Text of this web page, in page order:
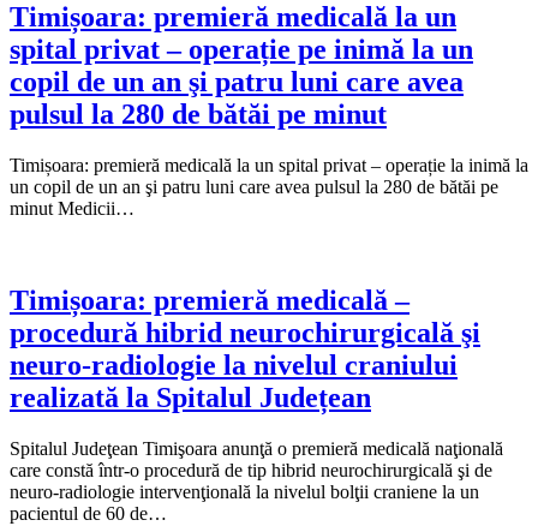
Timișoara: premieră medicală la un
spital privat – operație pe inimă la un
copil de un an şi patru luni care avea
pulsul la 280 de bătăi pe minut
Timișoara: premieră medicală la un spital privat – operație la inimă la
un copil de un an şi patru luni care avea pulsul la 280 de bătăi pe
minut Medicii…
Timișoara: premieră medicală –
procedură hibrid neurochirurgicală şi
neuro-radiologie la nivelul craniului
realizată la Spitalul Județean
Spitalul Judeţean Timişoara anunţă o premieră medicală naţională
care constă într-o procedură de tip hibrid neurochirurgicală şi de
neuro-radiologie intervenţională la nivelul bolţii craniene la un
pacientul de 60 de…